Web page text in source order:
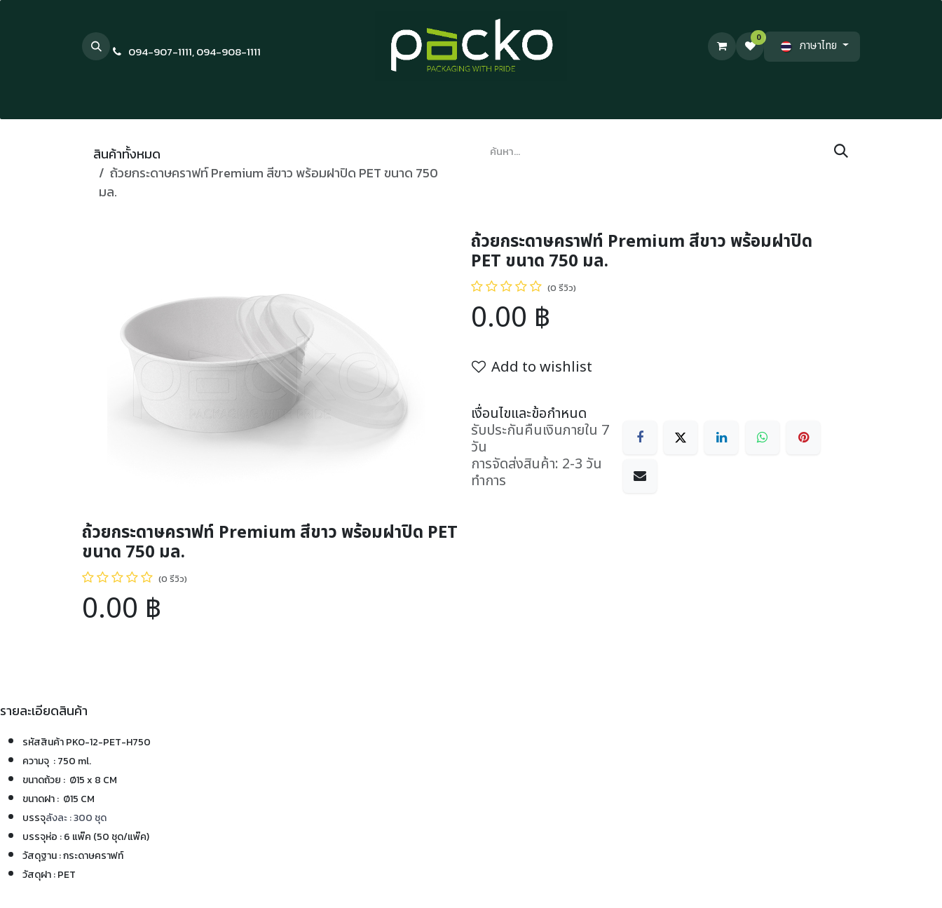
094-907-1111,094-908-1111
0
ภาษาไทย
สินค้าทั้งหมด
ถ้วยกระดาษคราฟท์ Premium สีขาว พร้อมฝาปิด PET ขนาด 750
มล.
ถ้วยกระดาษคราฟท์ Premium สีขาว พร้อมฝาปิด
PET ขนาด 750 มล.
(0 รีวิว)
0.00 ฿
Add to wishlist
เงื่อนไขและข้อกำหนด
รับประกันคืนเงินภายใน 7
วัน
การจัดส่งสินค้า: 2-3 วัน
ทำการ
ถ้วยกระดาษคราฟท์ Premium สีขาว พร้อมฝาปิด PET
ขนาด 750 มล.
(0 รีวิว)
0.00 ฿
รายละเอียดสินค้า
รหัสสินค้า PKO-12-PET-H750
ความจุ : 750 ml.
ขนาดถ้วย : Ø15 x 8 CM
ขนาดฝา : Ø15 CM
บรรจุลังละ : 300 ชุด
บรรจุห่อ : 6 แพ๊ค (50 ชุด/แพ๊ค)
วัสดุฐาน : กระดาษคราฟท์
วัสดุฝา : PET